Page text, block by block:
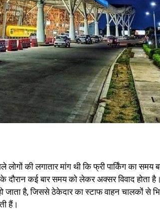
की लगातार मांग थी कि फ्री पार्किंग का समय
के दौरान कई बार समय को लेकर अक्सर विवाद होता
जाता है, जिससे ठेकेदार का स्टाफ वाहन चालकों से
हैं।